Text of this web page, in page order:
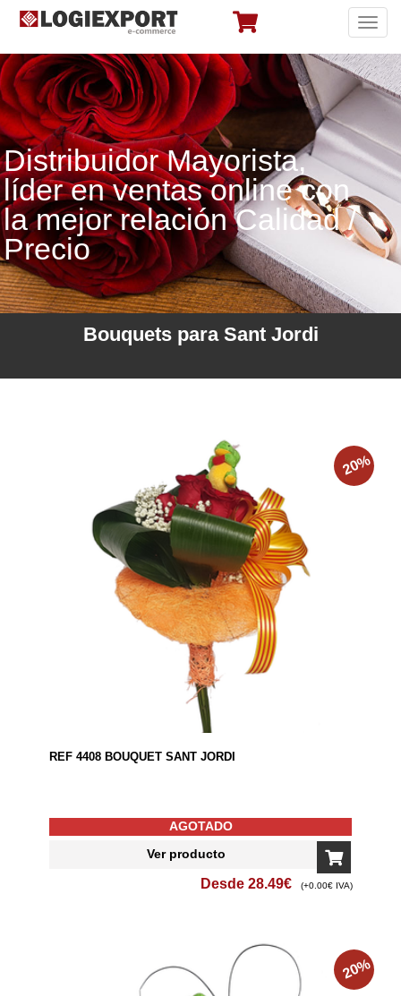
Distribuidor Mayorista,
líder en ventas online con
la mejor relación Calidad /
Precio
Bouquets para Sant Jordi
20%
REF 4408 BOUQUET SANT JORDI
AGOTADO
Ver producto
Desde 28.49€ (+0.00€ IVA)
20%